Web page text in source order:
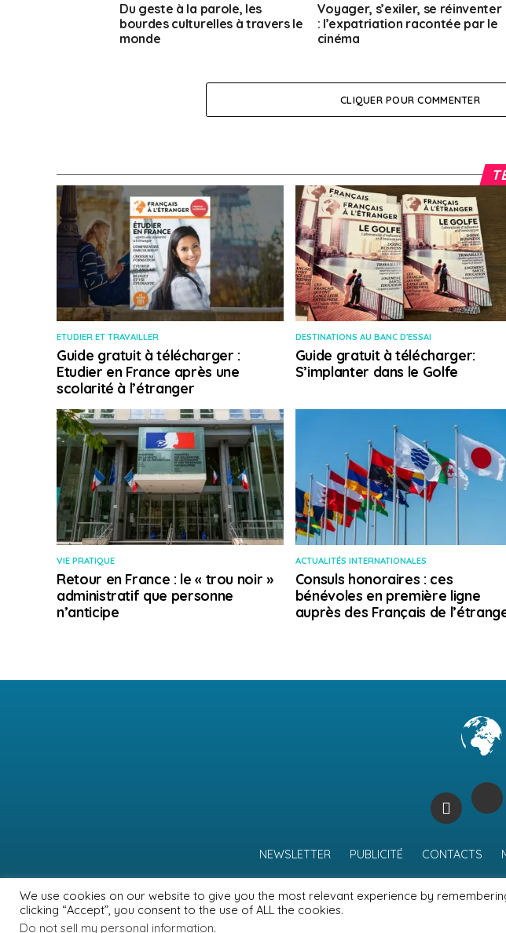
Du geste à la parole, les
bourdes culturelles à travers le
monde
Voyager, s’exiler, se réinventer
: l’expatriation racontée par le
cinéma
CLIQUER POUR COMMENTER
ETUDIER ET TRAVAILLER
Guide gratuit à télécharger :
Etudier en France après une
scolarité à l’étranger
DESTINATIONS AU BANC D'ESSAI
Guide gratuit à télécharger:
S’implanter dans le Golfe
VIE PRATIQUE
Retour en France : le « trou noir »
administratif que personne
n’anticipe
ACTUALITÉS INTERNATIONALES
Consuls honoraires : ces
bénévoles en première ligne
auprès des Français de
NEWSLETTER PUBLICITÉ CONTACTS
We use cookies on our website to give you the most relevant experience by
clicking “Accept”, you consent to the use of ALL the cookies.
Do not sell my personal information.